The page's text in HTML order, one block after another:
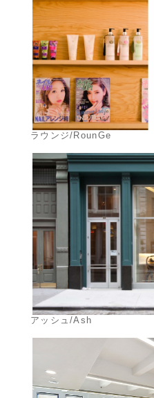
ラウンジ/RounGe
アッシュ/Ash